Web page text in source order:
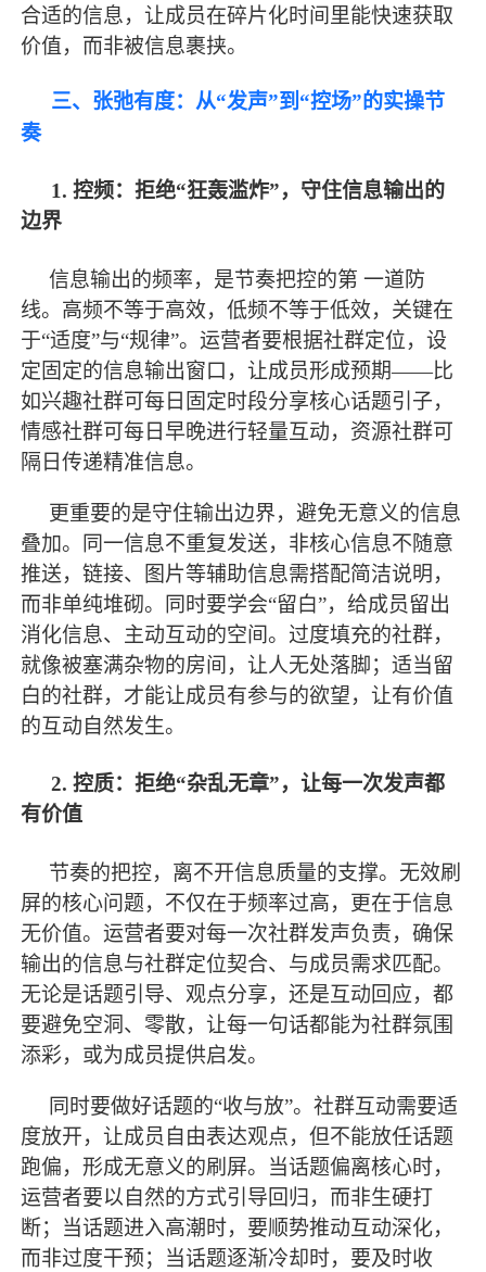
合适的信息，让成员在碎片化时间里能快速获取
价值，而非被信息裹挟。
三、张弛有度：从“发声”到“控场”的实操节
奏
1. 控频：拒绝“狂轰滥炸”，守住信息输出的
边界
信息输出的频率，是节奏把控的第 一道防
线。高频不等于高效，低频不等于低效，关键在
于“适度”与“规律”。运营者要根据社群定位，设
定固定的信息输出窗口，让成员形成预期——比
如兴趣社群可每日固定时段分享核心话题引子，
情感社群可每日早晚进行轻量互动，资源社群可
隔日传递精准信息。
更重要的是守住输出边界，避免无意义的信息
叠加。同一信息不重复发送，非核心信息不随意
推送，链接、图片等辅助信息需搭配简洁说明，
而非单纯堆砌。同时要学会“留白”，给成员留出
消化信息、主动互动的空间。过度填充的社群，
就像被塞满杂物的房间，让人无处落脚；适当留
白的社群，才能让成员有参与的欲望，让有价值
的互动自然发生。
2. 控质：拒绝“杂乱无章”，让每一次发声都
有价值
节奏的把控，离不开信息质量的支撑。无效刷
屏的核心问题，不仅在于频率过高，更在于信息
无价值。运营者要对每一次社群发声负责，确保
输出的信息与社群定位契合、与成员需求匹配。
无论是话题引导、观点分享，还是互动回应，都
要避免空洞、零散，让每一句话都能为社群氛围
添彩，或为成员提供启发。
同时要做好话题的“收与放”。社群互动需要适
度放开，让成员自由表达观点，但不能放任话题
跑偏，形成无意义的刷屏。当话题偏离核心时，
运营者要以自然的方式引导回归，而非生硬打
断；当话题进入高潮时，要顺势推动互动深化，
而非过度干预；当话题逐渐冷却时，要及时收